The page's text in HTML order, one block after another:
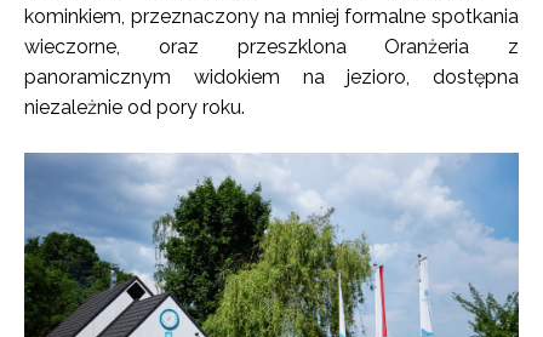
kominkiem, przeznaczony na mniej formalne spotkania
wieczorne, oraz przeszklona Oranżeria z
panoramicznym widokiem na jezioro, dostępna
niezależnie od pory roku.